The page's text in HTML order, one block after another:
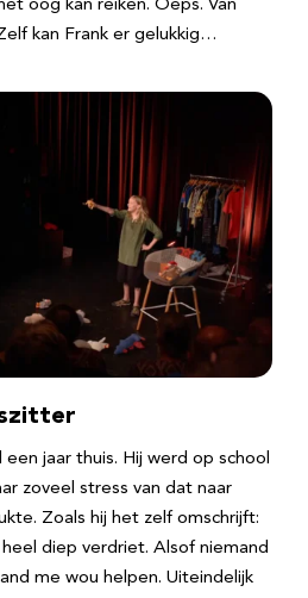
oog kan reiken. Oeps. Van
kan Frank er gelukkig…
jaar thuis. Hij werd op school
zoveel stress van dat naar
Zoals hij het zelf omschrijft:
diep verdriet. Alsof niemand
me wou helpen. Uiteindelijk